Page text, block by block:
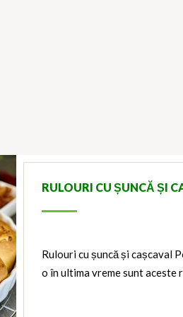
RULOURI CU ȘUNCĂ ȘI
Rulouri cu șuncă și cașcaval
o în ultima vreme sunt aceste